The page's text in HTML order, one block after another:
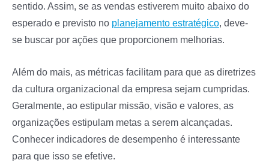
sentido. Assim, se as vendas estiverem muito abaixo do
esperado e previsto no planejamento estratégico, deve-
se buscar por ações que proporcionem melhorias.
Além do mais, as métricas facilitam para que as diretrizes
da cultura organizacional da empresa sejam cumpridas.
Geralmente, ao estipular missão, visão e valores, as
organizações estipulam metas a serem alcançadas.
Conhecer indicadores de desempenho é interessante
para que isso se efetive.